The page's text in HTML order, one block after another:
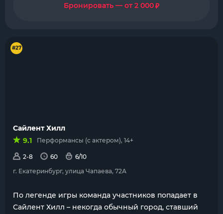
Бронировать — от 2 000₽
#27
Сайлент Хилл
9.1
Перформансы (с актером), 14+
2-8 60
6/10
г. Екатеринбург, улица Чапаева, 72А
По легенде игры команда участников попадает в
Сайлент Хилл – некогда обычный город, ставший